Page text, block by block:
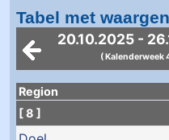
Tabel met
20.10.2025 -
( Kalenderweek
Region
[ 8 ]